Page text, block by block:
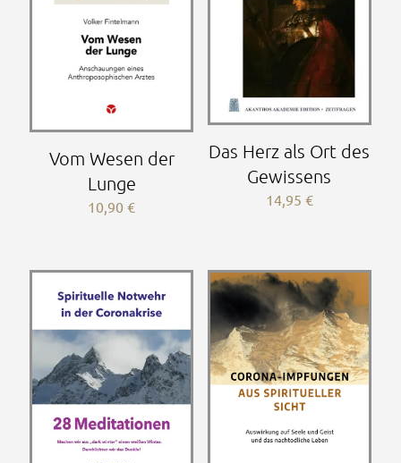
Vom Wesen der
Lunge
10,90€
Das Herz als Ort des
Gewissens
14,95 €